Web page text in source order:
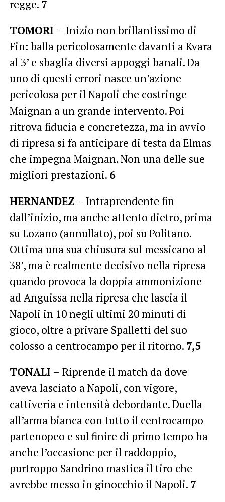
regge. 7
TOMORI – Inizio non brillantissimo di
Fin: balla pericolosamente davanti a Kvara
al 3’ e sbaglia diversi appoggi banali. Da
uno di questi errori nasce un’azione
pericolosa per il Napoli che costringe
Maignan a un grande intervento. Poi
ritrova fiducia e concretezza, ma in avvio
di ripresa si fa anticipare di testa da Elmas
che impegna Maignan. Non una delle sue
migliori prestazioni. 6
HERNANDEZ – Intraprendente fin
dall’inizio, ma anche attento dietro, prima
su Lozano (annullato), poi su Politano.
Ottima una sua chiusura sul messicano al
38’, ma è realmente decisivo nella ripresa
quando provoca la doppia ammonizione
ad Anguissa nella ripresa che lascia il
Napoli in 10 negli ultimi 20 minuti di
gioco, oltre a privare Spalletti del suo
colosso a centrocampo per il ritorno. 7,5
TONALI – Riprende il match da dove
aveva lasciato a Napoli, con vigore,
cattiveria e intensità debordante. Duella
all’arma bianca con tutto il centrocampo
partenopeo e sul finire di primo tempo ha
anche l’occasione per il raddoppio,
purtroppo Sandrino mastica il tiro che
avrebbe messo in ginocchio il Napoli. 7